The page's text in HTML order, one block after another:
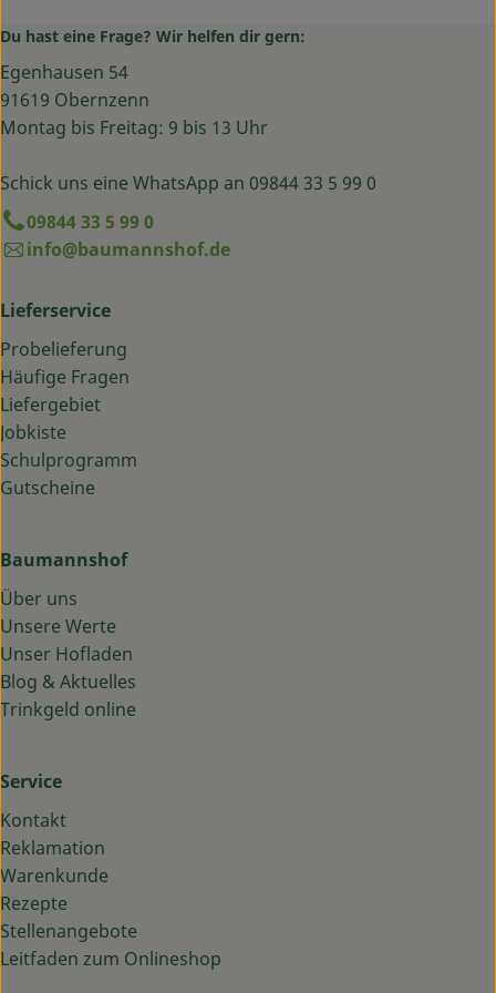
Du hast eine Frage? Wir helfen dir gern:
Egenhausen 54
91619 Obernzenn
Montag bis Freitag: 9 bis 13 Uhr
Schick uns eine WhatsApp an 09844 33 5 99 0
09844 33 5 99 0
info@baumannshof.de
Lieferservice
Probelieferung
Häufige Fragen
Liefergebiet
Jobkiste
Schulprogramm
Gutscheine
Baumannshof
Über uns
Unsere Werte
Unser Hofladen
Blog & Aktuelles
Trinkgeld online
Service
Kontakt
Reklamation
Warenkunde
Rezepte
Stellenangebote
Leitfaden zum Onlineshop